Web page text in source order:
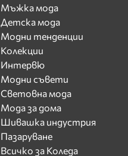
Мъжка мода
Детска мода
Модни тенденции
Колекции
Интервю
Модни съвети
Световна мода
Мода за дома
Шивашка индустрия
Пазаруване
Всичко за Коледа